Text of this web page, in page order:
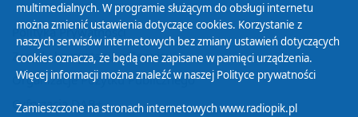
Polityka Prywatności
Zasady korzystania z Serwisu
Organizacje Pożytku Publicznego
Cyfryzacja DAB+
multimedialnych. W programie służącym do obsługi internetu
można zmienić ustawienia dotyczące cookies. Korzystanie z
naszych serwisów internetowych bez zmiany ustawień dotyczących
cookies oznacza, że będą one zapisane w pamięci urządzenia.
Więcej informacji można znaleźć w naszej Polityce prywatności
Zamieszczone na stronach internetowych www.radiopik.pl